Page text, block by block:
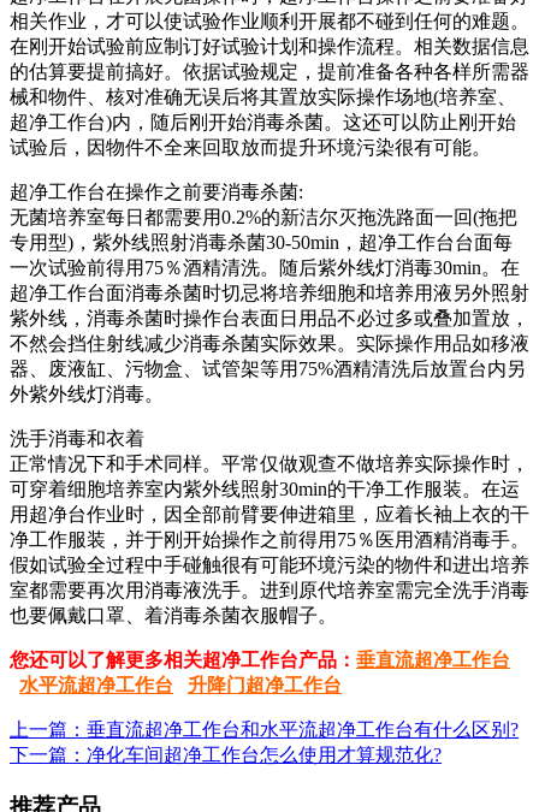
相关作业，才可以使试验作业顺利开展都不碰到任何的难题。
在刚开始试验前应制订好试验计划和操作流程。相关数据信息
的估算要提前搞好。依据试验规定，提前准备各种各样所需器
械和物件、核对准确无误后将其置放实际操作场地(培养室、
超净工作台)内，随后刚开始消毒杀菌。这还可以防止刚开始
试验后，因物件不全来回取放而提升环境污染很有可能。
超净工作台在操作之前要消毒杀菌:
无菌培养室每日都需要用0.2%的新洁尔灭拖洗路面一回(拖把
专用型)，紫外线照射消毒杀菌30-50min，超净工作台台面每
一次试验前得用75％酒精清洗。随后紫外线灯消毒30min。在
超净工作台面消毒杀菌时切忌将培养细胞和培养用液另外照射
紫外线，消毒杀菌时操作台表面日用品不必过多或叠加置放，
不然会挡住射线减少消毒杀菌实际效果。实际操作用品如移液
器、废液缸、污物盒、试管架等用75%酒精清洗后放置台内另
外紫外线灯消毒。
洗手消毒和衣着
正常情况下和手术同样。平常仅做观查不做培养实际操作时，
可穿着细胞培养室内紫外线照射30min的干净工作服装。在运
用超净台作业时，因全部前臂要伸进箱里，应着长袖上衣的干
净工作服装，并于刚开始操作之前得用75％医用酒精消毒手。
假如试验全过程中手碰触很有可能环境污染的物件和进出培养
室都需要再次用消毒液洗手。进到原代培养室需完全洗手消毒
也要佩戴口罩、着消毒杀菌衣服帽子。
您还可以了解更多相关超净工作台产品： 垂直流超净工作台
水平流超净工作台
升降门超净工作台
上一篇：​垂直流超净工作台和水平流超净工作台有什么区别?
下一篇：净化车间超净工作台怎么使用才算规范化?
推荐产品